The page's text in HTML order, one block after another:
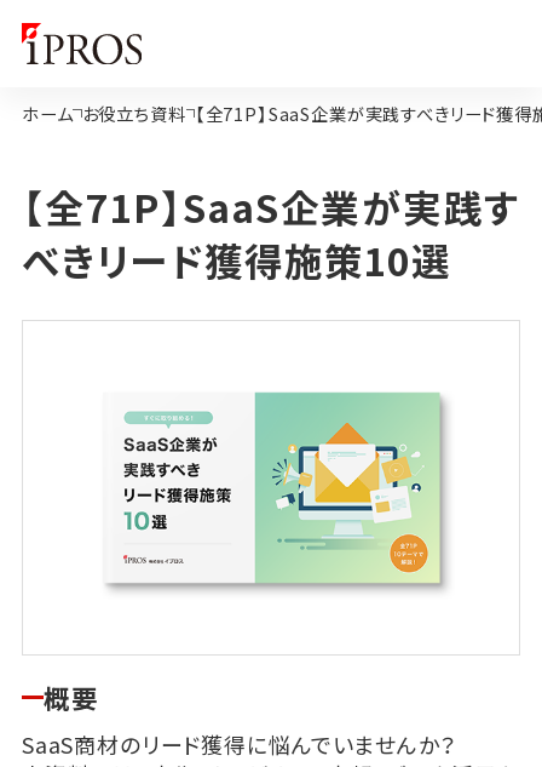
ホーム お役立ち資料 【全71P】SaaS企業が実践すべきリード獲
【全71P】SaaS企業が実践す
べきリード獲得施策10選
概要
SaaS商材のリード獲得に悩んでいませんか？